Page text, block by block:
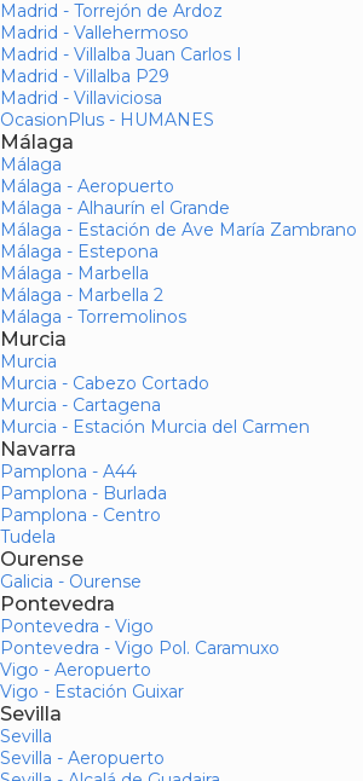
Madrid - Torrejón de Ardoz
Madrid - Vallehermoso
Madrid - Villalba Juan Carlos I
Madrid - Villalba P29
Madrid - Villaviciosa
OcasionPlus - HUMANES
Málaga
Málaga
Málaga - Aeropuerto
Málaga - Alhaurín el Grande
Málaga - Estación de Ave María Zambrano
Málaga - Estepona
Málaga - Marbella
Málaga - Marbella 2
Málaga - Torremolinos
Murcia
Murcia
Murcia - Cabezo Cortado
Murcia - Cartagena
Murcia - Estación Murcia del Carmen
Navarra
Pamplona - A44
Pamplona - Burlada
Pamplona - Centro
Tudela
Ourense
Galicia - Ourense
Pontevedra
Pontevedra - Vigo
Pontevedra - Vigo Pol. Caramuxo
Vigo - Aeropuerto
Vigo - Estación Guixar
Sevilla
Sevilla
Sevilla - Aeropuerto